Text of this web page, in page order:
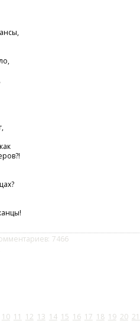
7466
10 11 12 13 14 15 16 17 18 19 20 21